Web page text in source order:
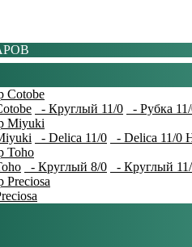
- Круглый 11/0 - Рубка
- Delica 11/0 - Delica 11/0
- Круглый 8/0 - Круглый